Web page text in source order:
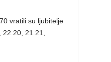
vratili su ljubitelje
21:21,